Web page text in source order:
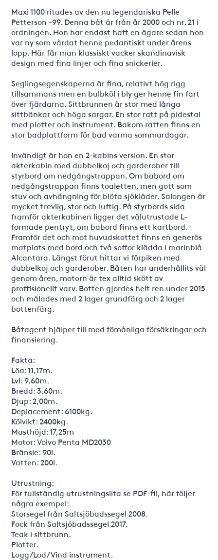
Maxi 1100 ritades av den nu legendariska Pelle
Petterson -99. Denna båt är från år 2000 och nr. 21 i
ordningen. Hon har endast haft en ägare sedan hon
var ny som vårdat henne pedantiskt under årens
lopp. Här får man klassiskt vacker skandinavisk
design med fina linjer och fina snickerier.
Seglingsegenskaperna är fina, relativt hög rigg
tillsammans men en bulbköl i bly ger henne fin fart
över fjärdarna. Sittbrunnen är stor med långa
sittbänkar och höga sargar. En stor ratt på pidestal
med plotter och instrument. Bakom ratten finns en
stor badplattform för bad varma sommardagar.
Invändigt är hon en 2-kabins version. En stor
akterkabin med dubbelkoj och garderober till
styrbord om nedgångstrappan. Om babord om
nedgångstrappan finns toaletten, men gott som
stuv och avhängning för blöta sjökläder. Salongen är
mycket trevlig, stor och luftig. På styrbords sida
framför akterkabinen ligger det välutrustade L-
formade pentryt, om babord finns ett kartbord.
Framför det och mot huvudskottet finns en generös
matplats med bord och två soffor klädda i marinblå
Alcantara. Längst förut hittar vi förpiken med
dubbelkoj och garderober. Båten har underhållits väl
genom åren, motorn är tex alltid skött av
proffisionellt varv. Botten gjordes helt ren under 2015
och målades med 2 lager grundfärg och 2 lager
bottenfärg.
Båtagent hjälper till med fömånliga försäkringar och
finansiering.
Fakta:
Löa: 11,17m.
Lvl: 9,60m.
Bredd: 3,60m.
Djup: 2,00m.
Deplacement: 6100kg.
Kölvikt: 2400kg.
Masthöjd: 17,25m
Motor: Volvo Penta MD2030
Bränsle: 90l.
Vatten: 200l.
Utrustning:
För fullständig utrustningslita se PDF-fil, här följer
några exempel:
Storsegel från Saltsjöbadssegel 2008.
Fock från Saltsjöbadssegel 2017.
Teak i sittbrunn.
Plotter.
Logg/Lod/Vind instrument.